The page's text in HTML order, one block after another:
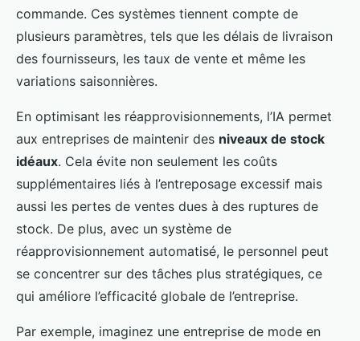
commande. Ces systèmes tiennent compte de
plusieurs paramètres, tels que les délais de livraison
des fournisseurs, les taux de vente et même les
variations saisonnières.
En optimisant les réapprovisionnements, l’IA permet
aux entreprises de maintenir des niveaux de stock
idéaux. Cela évite non seulement les coûts
supplémentaires liés à l’entreposage excessif mais
aussi les pertes de ventes dues à des ruptures de
stock. De plus, avec un système de
réapprovisionnement automatisé, le personnel peut
se concentrer sur des tâches plus stratégiques, ce
qui améliore l’efficacité globale de l’entreprise.
Par exemple, imaginez une entreprise de mode en